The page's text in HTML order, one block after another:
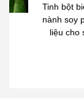
Tinh bột
nành soy
liệu cho